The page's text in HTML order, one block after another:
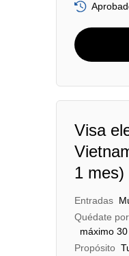
Visa
1 mes)
Entradas
Quédate por
máximo
Propósito